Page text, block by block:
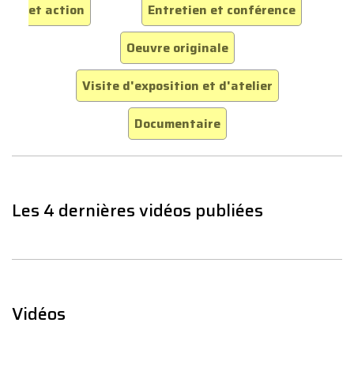
et action
Entretien et conférence
Oeuvre originale
Visite d'exposition et d'atelier
Documentaire
Les 4 dernières vidéos publiées
Vidéos